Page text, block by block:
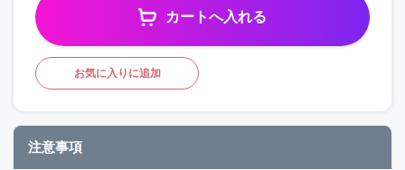
カートへ入れる
お気に入りに追加
注意事項